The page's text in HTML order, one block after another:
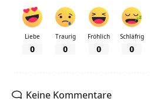
Liebe
0
Traurig
0
Fröhlich
0
Schläfrig
0
Keine Kommentare